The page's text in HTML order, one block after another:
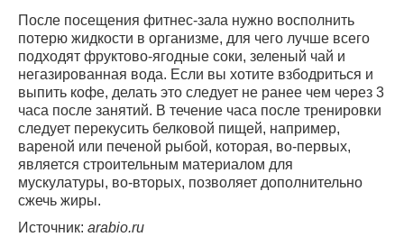
После посещения фитнес-зала нужно восполнить
потерю жидкости в организме, для чего лучше всего
подходят фруктово-ягодные соки, зеленый чай и
негазированная вода. Если вы хотите взбодриться и
выпить кофе, делать это следует не ранее чем через 3
часа после занятий. В течение часа после тренировки
следует перекусить белковой пищей, например,
вареной или печеной рыбой, которая, во-первых,
является строительным материалом для
мускулатуры, во-вторых, позволяет дополнительно
сжечь жиры.
Источник: arabio.ru